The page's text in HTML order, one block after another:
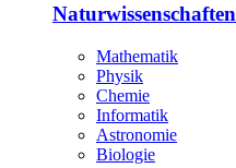
Naturwissenschaften
Mathematik
Physik
Chemie
Informatik
Astronomie
Biologie